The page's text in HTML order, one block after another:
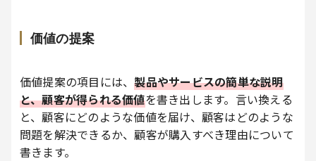
価値の提案
価値提案の項目には、製品やサービスの簡単な説明
と、顧客が得られる価値を書き出します。言い換える
と、顧客にどのような価値を届け、顧客はどのような
問題を解決できるか、顧客が購入すべき理由について
書きます。